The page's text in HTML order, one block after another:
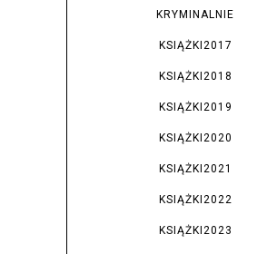
KRYMINALNIE
KSIĄŻKI2017
KSIĄŻKI2018
KSIĄŻKI2019
KSIĄŻKI2020
KSIĄŻKI2021
KSIĄŻKI2022
KSIĄŻKI2023